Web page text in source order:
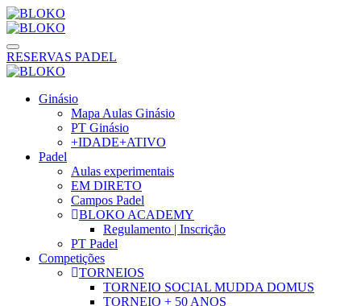
RESERVAS PADEL
Ginásio
Mapa Aulas Ginásio
PT Ginásio
+IDADE+ATIVO
Padel
Aulas experimentais
EM DIRETO
Campos Padel
BLOKO ACADEMY
Regulamento | Inscrição
PT Padel
Competições
TORNEIOS
TORNEIO SOCIAL MUDDA DOMUS
TORNEIO + 50 ANOS